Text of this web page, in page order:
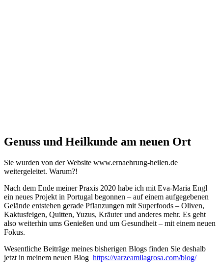
Genuss und Heilkunde am neuen Ort
Sie wurden von der Website www.ernaehrung-heilen.de
weitergeleitet. Warum?!
Nach dem Ende meiner Praxis 2020 habe ich mit Eva-Maria Engl
ein neues Projekt in Portugal begonnen – auf einem aufgegebenen
Gelände entstehen gerade Pflanzungen mit Superfoods – Oliven,
Kaktusfeigen, Quitten, Yuzus, Kräuter und anderes mehr. Es geht
also weiterhin ums Genießen und um Gesundheit – mit einem neuen
Fokus.
Wesentliche Beiträge meines bisherigen Blogs finden Sie deshalb
jetzt in meinem neuen Blog https://varzeamilagrosa.com/blog/